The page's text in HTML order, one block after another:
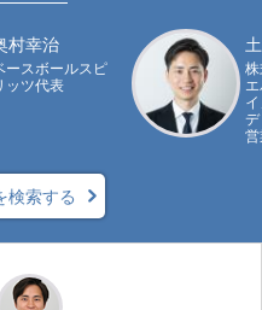
村幸治
ースボールスピ
ッツ代表
検索する